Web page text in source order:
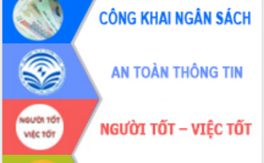
Đắk Lắk nỗ lực thúc đẩy tăng trưởng
kinh tế từ 10% trở lên trong Quý
II/2026
Đắk Lắk ký kết thỏa thuận hợp tác về
chuyển đổi số giai đoạn 2026 – 2030
với Tập đoàn Bưu chính Viễn thông
Việt Nam
Thứ trưởng Bộ Y tế làm việc với tỉnh
Đắk Lắk về phát triển nhân lực y tế
cho trạm y tế cấp xã
Du lịch Đắk Lắk nâng tầm trải nghiệm
du khách thông qua Hệ thống cơ sở dữ
liệu và Bản đồ số